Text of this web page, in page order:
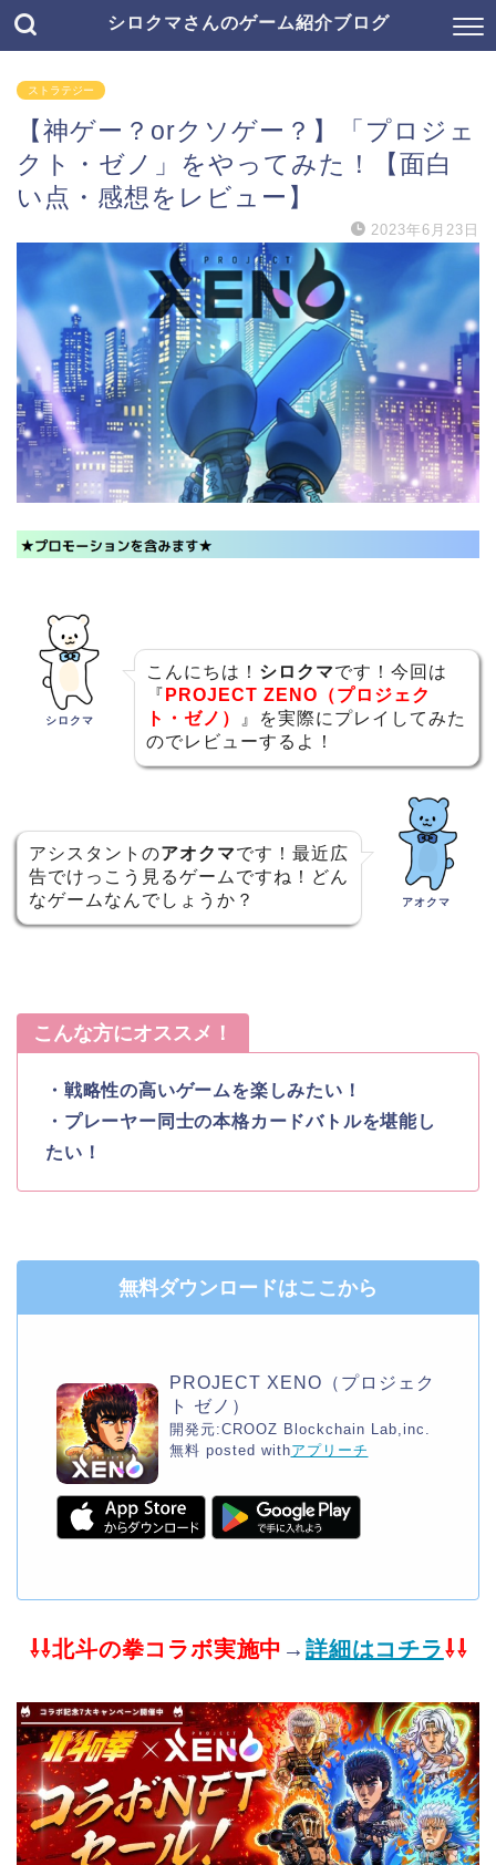
シロクマさんのゲーム紹介ブログ
ストラテジー
【神ゲー？orクソゲー？】「プロジェ
クト・ゼノ」をやってみた！【面白
い点・感想をレビュー】
2023年6月23日
シロクマ
こんにちは！ シロクマです！今回は
『 PROJECT ZENO（プロジェク
ト・ゼノ）
』を実際にプレイしてみた
のでレビューするよ！
アシスタントのアオクマです！最近広
告でけっこう見るゲームですね！どん
なゲームなんでしょうか？
アオクマ
こんな方にオススメ！
・戦略性の高いゲームを楽しみたい！
・プレーヤー同士の本格カードバトルを堪能し
たい！
無料ダウンロードはここから
PROJECT XENO（プロジェク
ト ゼノ）
開発元:CROOZ Blockchain Lab,inc.
無料 posted withアプリーチ
⇩⇩北斗の拳コラボ実施中 → 詳細はコチラ⇩⇩